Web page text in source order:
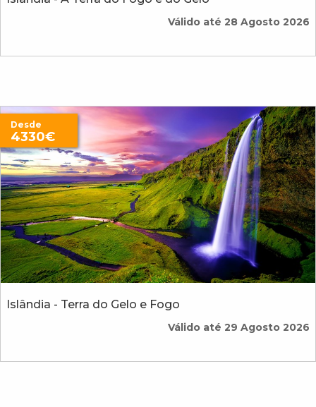
Válido até 28 Agosto 2026
Islândia - Terra do Gelo e Fogo
Desde
4330€
Válido até 29 Agosto 2026